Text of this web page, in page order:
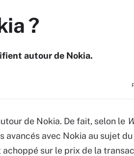
?
autour de Nokia.
de Nokia. De fait, selon le
avancés avec Nokia au sujet du
achoppé sur le prix de la